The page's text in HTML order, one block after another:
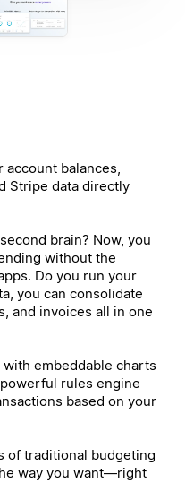
account balances,
Stripe data directly
brain? Now, you
without the
Do you run your
you can consolidate
and invoices all in one
embeddable charts
rules engine
based on your
of traditional budgeting
way you want—right